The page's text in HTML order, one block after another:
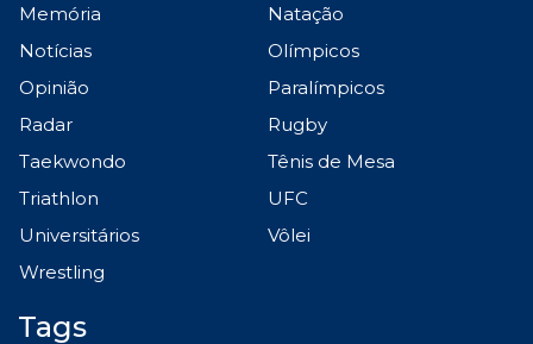
Memória
Natação
Notícias
Olímpicos
Opinião
Paralímpicos
Radar
Rugby
Taekwondo
Tênis de Mesa
Triathlon
UFC
Universitários
Vôlei
Wrestling
Tags